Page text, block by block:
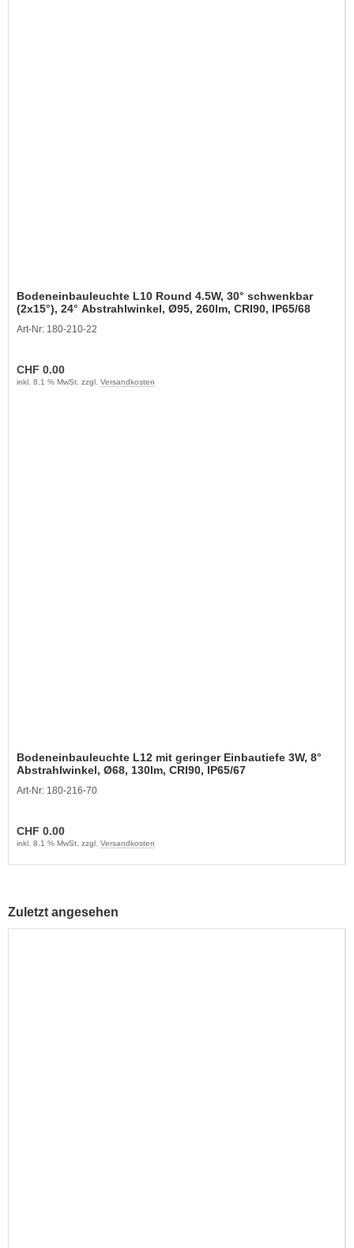
Bodeneinbauleuchte L10 Round 4.5W, 30° schwenkbar
(2x15°), 24° Abstrahlwinkel, Ø95, 260lm, CRI90, IP65/68
Art-Nr: 180-210-22
CHF 0.00
inkl. 8.1 % MwSt. zzgl. Versandkosten
Bodeneinbauleuchte L12 mit geringer Einbautiefe 3W, 8°
Abstrahlwinkel, Ø68, 130lm, CRI90, IP65/67
Art-Nr: 180-216-70
CHF 0.00
inkl. 8.1 % MwSt. zzgl. Versandkosten
Zuletzt angesehen